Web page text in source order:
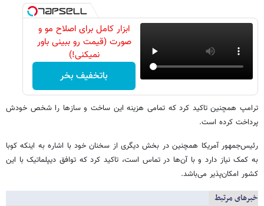
ابزار کامل برای اصلاح مو و
صورت (قیمت رو ببینی باور
نمیکنی!)
باتخفیف بخر
ترامپ همچنین تاکید کرد که تمامی هزینه این ساخت و سازها را شخص خودش
پرداخت کرده است.
رئیس‌جمهور آمریکا همچنین در بخش دیگری از سخنان خود با اشاره به اینکه کوبا
به کمک نیاز دارد و با آن‌ها در تماس است، تاکید کرد که توافق دیپلماتیک با این
کشور امکان‌پذیر می‌باشد.
خبرهای مرتبط